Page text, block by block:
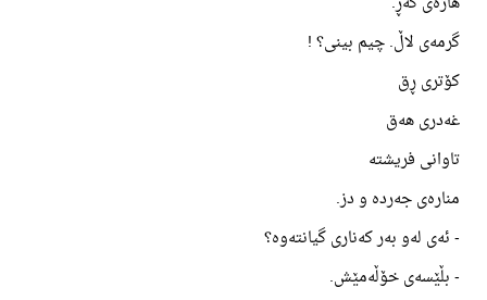
گرمەی لاڵ. چیم بینی؟ !
کۆتری ڕق
غەدری هەق
تاوانی فریشتە
منارەی جەردە و دز.
- ئەی لەو بەر کەناری گیانتەوە؟
- بڵێسەی خۆڵەمێش.